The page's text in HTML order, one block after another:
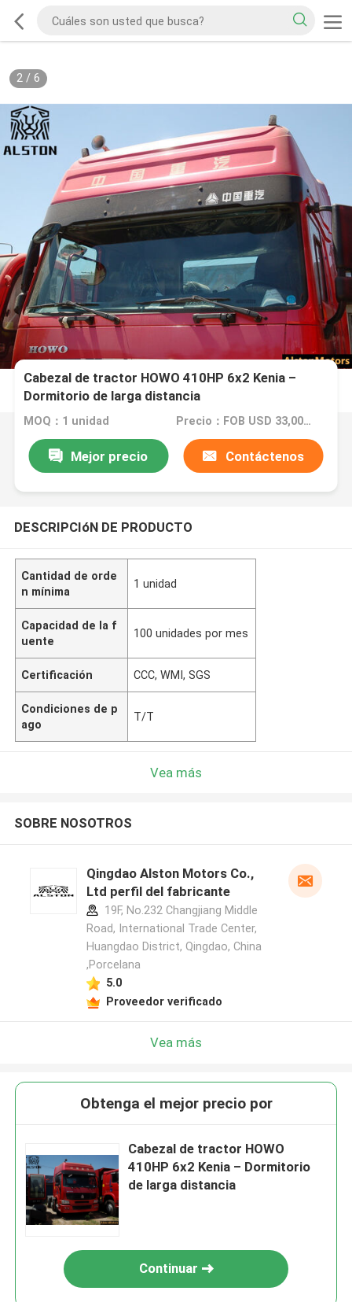
2/ 6
Cabezal de tractor HOWO 410HP 6x2 Kenia –
Dormitorio de larga distancia
MOQ：1 unidad Precio：FOB USD 33,000 - 36,000 PER UNIT
Mejor precio Contáctenos
DESCRIPCIóN DE PRODUCTO
Cantidad de orde
n mínima
1 unidad
Capacidad de la f
uente
100 unidades por mes
Certificación CCC, WMI, SGS
Condiciones de p
ago
T/T
Vea más
SOBRE NOSOTROS
Qingdao Alston Motors Co.,
Ltd perfil del fabricante
19F, No.232 Changjiang Middle
Road, International Trade Center,
Huangdao District, Qingdao, China
,Porcelana
5.0
Proveedor verificado
Vea más
Obtenga el mejor precio por
Cabezal de tractor HOWO
410HP 6x2 Kenia – Dormitorio
de larga distancia
Continuar